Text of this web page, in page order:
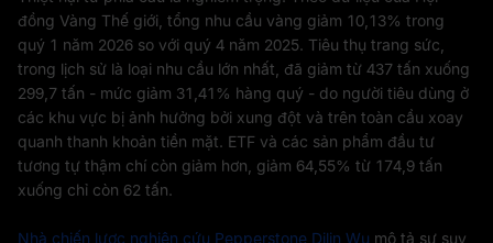
đồng Vàng Thế giới, tổng nhu cầu vàng giảm 10,13% trong
quý 1 năm 2026 so với quý 4 năm 2025. Tiêu thụ trang sức,
trong lịch sử là loại nhu cầu lớn nhất, đã giảm từ 437 tấn xuống
299,7 tấn - mức giảm 31,41% hàng quý - do người tiêu dùng ở
các khu vực bị ảnh hưởng bởi xung đột và trên toàn cầu xoay
quanh thanh khoản tiền mặt. ETF và các sản phẩm đầu tư
tương tự thậm chí còn giảm hơn, giảm 64,55% từ 174,9 tấn
xuống chỉ còn 62 tấn.
Nhà chiến lược nghiên cứu Pepperstone Dilin Wu mô tả sự suy